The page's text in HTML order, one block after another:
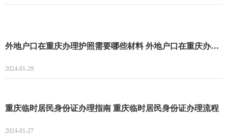
外地户口在重庆办理护照需要哪些材料 外地户口在重庆办理护照指南
2024-01-29
重庆临时居民身份证办理指南 重庆临时居民身份证办理流程
2024-01-27